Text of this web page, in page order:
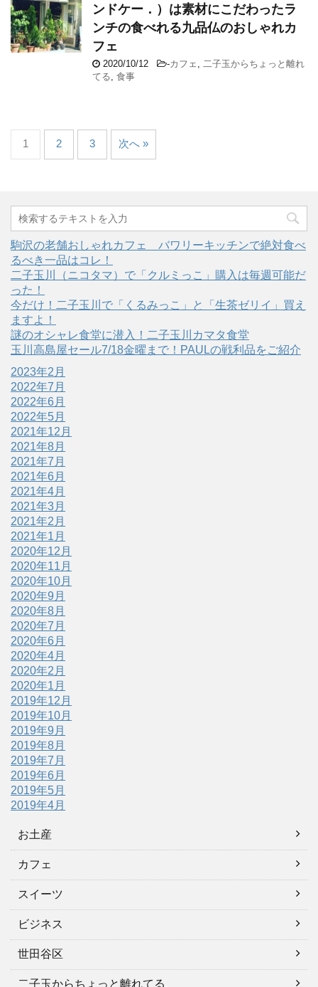
ンドケー．）は素材にこだわったラ
ンチの食べれる九品仏のおしゃれカ
フェ
2020/10/12 -カフェ , 二子玉からちょっと離れ
てる, 食事
1 2 3 次へ »
駒沢の老舗おしゃれカフェ バワリーキッチンで絶対食べ
るべき一品はコレ！
二子玉川（ニコタマ）で「クルミっこ」購入は毎週可能だ
った！
今だけ！二子玉川で「くるみっこ」と「生茶ゼリイ」買え
ますよ！
謎のオシャレ食堂に潜入！二子玉川カマタ食堂
玉川高島屋セール7/18金曜まで！PAULの戦利品をご紹介
2023年2月
2022年7月
2022年6月
2022年5月
2021年12月
2021年8月
2021年7月
2021年6月
2021年4月
2021年3月
2021年2月
2021年1月
2020年12月
2020年11月
2020年10月
2020年9月
2020年8月
2020年7月
2020年6月
2020年4月
2020年2月
2020年1月
2019年12月
2019年10月
2019年9月
2019年8月
2019年7月
2019年6月
2019年5月
2019年4月
お土産
カフェ
スイーツ
ビジネス
世田谷区
二子玉からちょっと離れてる